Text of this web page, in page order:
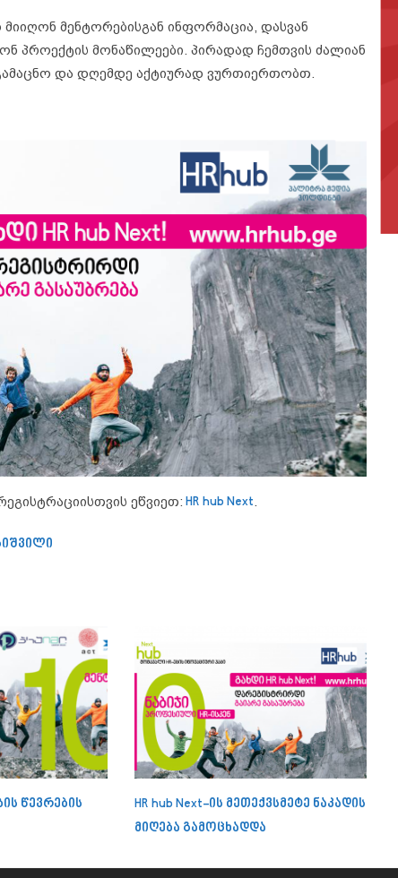
მენტორებისგან ინფორმაცია, დასვან
პროექტის მონაწილეები. პირადად ჩემთვის ძალიან
და დღემდე აქტიურად ვურთიერთობთ.
ეწვიეთ: HR hub Next.
წევრების
HR hub Next-ის მეთექვსმეტე ნაკადის
მიღება გამოცხადდა